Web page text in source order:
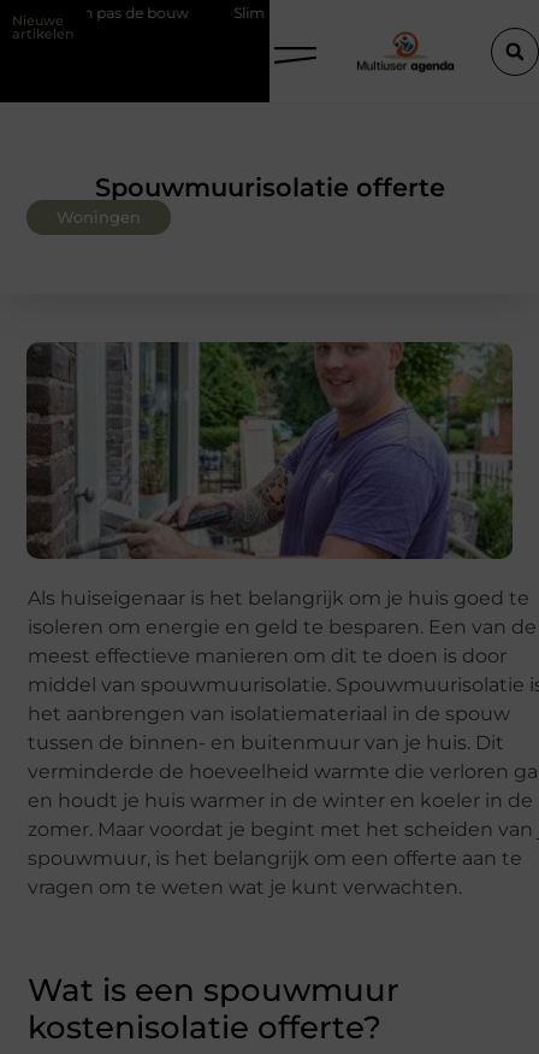
Nieuwe
artikelen
dan pas de bouw Slim kiezen voor wisselweer met een tussenjas
Spouwmuurisolatie offerte
Woningen
Als huiseigenaar is het belangrijk om je huis goed te
isoleren om energie en geld te besparen. Een van de
meest effectieve manieren om dit te doen is door
middel van spouwmuurisolatie. Spouwmuurisolatie
het aanbrengen van isolatiemateriaal in de spouw
tussen de binnen- en buitenmuur van je huis. Dit
verminderde de hoeveelheid warmte die verloren
en houdt je huis warmer in de winter en koeler in de
zomer. Maar voordat je begint met het scheiden van
spouwmuur, is het belangrijk om een ​​offerte aan te
vragen om te weten wat je kunt verwachten.
Wat is een spouwmuur
kostenisolatie offerte?